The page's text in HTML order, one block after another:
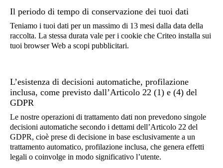
Indirizzo IP troncato
Esempio: 91.199.242 (ultimo ottetto rimosso)
Eventi di navigazione
Dati relativi al tuo utilizzo di un sito Web o di
un’applicazione mobile
Esempi: prodotti che hai visualizzato, prodotti che
Caratteristiche dello spazio pubblicitario
(dimensioni, visibilità, ecc.)
Dati relativi alla tua connessione Internet
Indirizzo IP troncato
negli Stati Uniti.
L’indirizzo IP utilizzato per visitare il sito Web è a
New York City
Il prodotto ABC è stato acquistato dal Criteo
nel negozio fisico 123 dell’Inserzionista XYZ
Il periodo di tempo di conservazione dei tuoi dati
Teniamo i tuoi dati per un massimo di 13 mesi dalla data della
raccolta. La stessa durata vale per i cookie che Criteo installa sui
tuoi browser Web a scopi pubblicitari.
L’esistenza di decisioni automatiche, profilazione
inclusa, come previsto dall’Articolo 22 (1) e (4) del
GDPR
Le nostre operazioni di trattamento dati non prevedono singole
decisioni automatiche secondo i dettami dell’Articolo 22 del
GDPR, cioè prese di decisione in base esclusivamente a un
trattamento automatico, profilazione inclusa, che genera effetti
legali o coinvolge in modo significativo l’utente.